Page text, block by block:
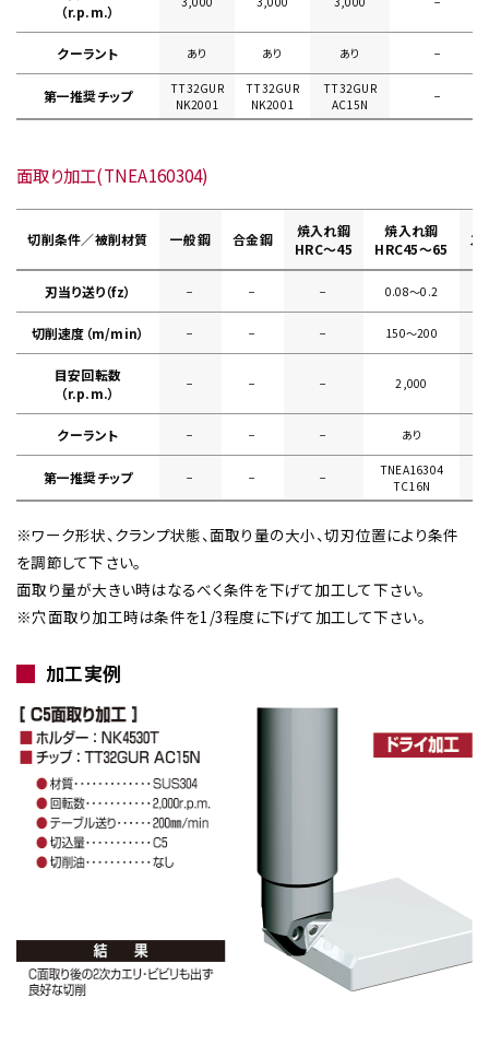
（r.p.m.）
クーラント あり あり あり −
第一推奨チップ
TT32GUR
NK2001
TT32GUR
NK2001
TT32GUR
AC15N
−
面取り加工(TNEA160304)
切削条件／被削材質 一般鋼 合金鋼
焼入れ鋼
HRC～45
焼入れ鋼
HRC45～65
ス
刃当り送り（fz） − − − 0.08〜0.2
切削速度（m/min） − − − 150〜200
目安回転数
（r.p.m.）
− − − 2,000
クーラント − − − あり
第一推奨チップ − − −
TNEA16304
TC16N
※ワーク形状、クランプ状態、面取り量の大小、切刃位置により条件
を調節して下さい。
面取り量が大きい時はなるべく条件を下げて加工して下さい。
※穴面取り加工時は条件を1/3程度に下げて加工して下さい。
加工実例